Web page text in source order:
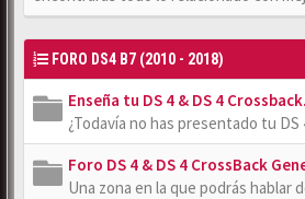
FORO DS4 B7 (2010 - 2018)
Enseña tu DS 4 & DS 4 Crossback.
¿Todavía no has presentado tu DS
Foro DS 4 & DS 4 CrossBack
Una zona en la que podrás hablar